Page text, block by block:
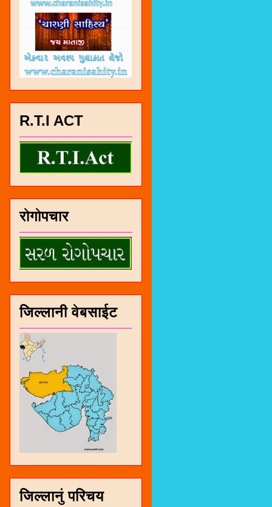
R.T.I ACT
रोगोपचार
जिल्लानी वेबसाईट
जिल्लानुं परिचय